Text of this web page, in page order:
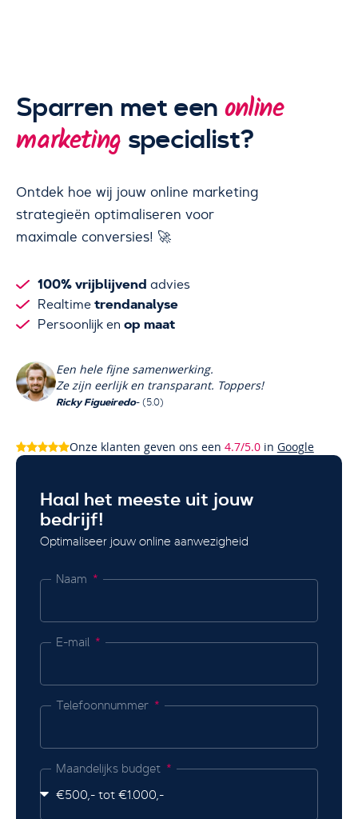
Sparren met een online
marketing specialist?
Ontdek hoe wij jouw online marketing
strategieën optimaliseren voor
maximale conversies! 🚀
100% vrijblijvend advies
Realtimetrendanalyse
Persoonlijk enop maat
Een hele fijne samenwerking.
Ze zijn eerlijk en transparant. Toppers!
Ricky Figueiredo- (5.0)
Onze klanten geven ons een 4.7/5.0in Google
Haal het meeste uit jouw
bedrijf!
Optimaliseer jouw online aanwezigheid
Naam
E-mail
Telefoonnummer
Maandelijks budget